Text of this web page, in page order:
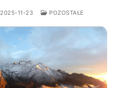
2025-11-23 POZOSTAŁE